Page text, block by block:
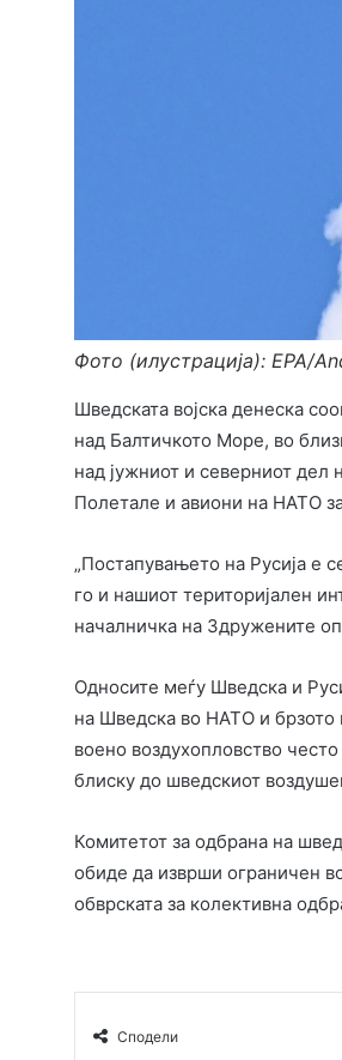
Фото (илустрација): EPA/
Шведската војска денеска
над Балтичкото Море, во
над јужниот и северниот
Полетале и авиони на НАТО
„Постапувањето на Русија е
го и нашиот територијален
началничка на Здружените
Односите меѓу Шведска и
на Шведска во НАТО и
воено воздухопловство
блиску до шведскиот
Комитетот за одбрана на
обиде да изврши ограничен
обврската за колективна
Сподели